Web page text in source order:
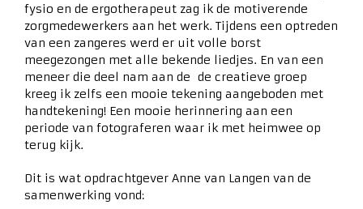
fysio en de ergotherapeut zag ik de motiverende
zorgmedewerkers aan het werk. Tijdens een optreden
van een zangeres werd er uit volle borst
meegezongen met alle bekende liedjes. En van een
meneer die deel nam aan de de creatieve groep
kreeg ik zelfs een mooie tekening aangeboden met
handtekening! Een mooie herinnering aan een
periode van fotograferen waar ik met heimwee op
terug kijk.
Dit is wat opdrachtgever Anne van Langen van de
samenwerking vond: